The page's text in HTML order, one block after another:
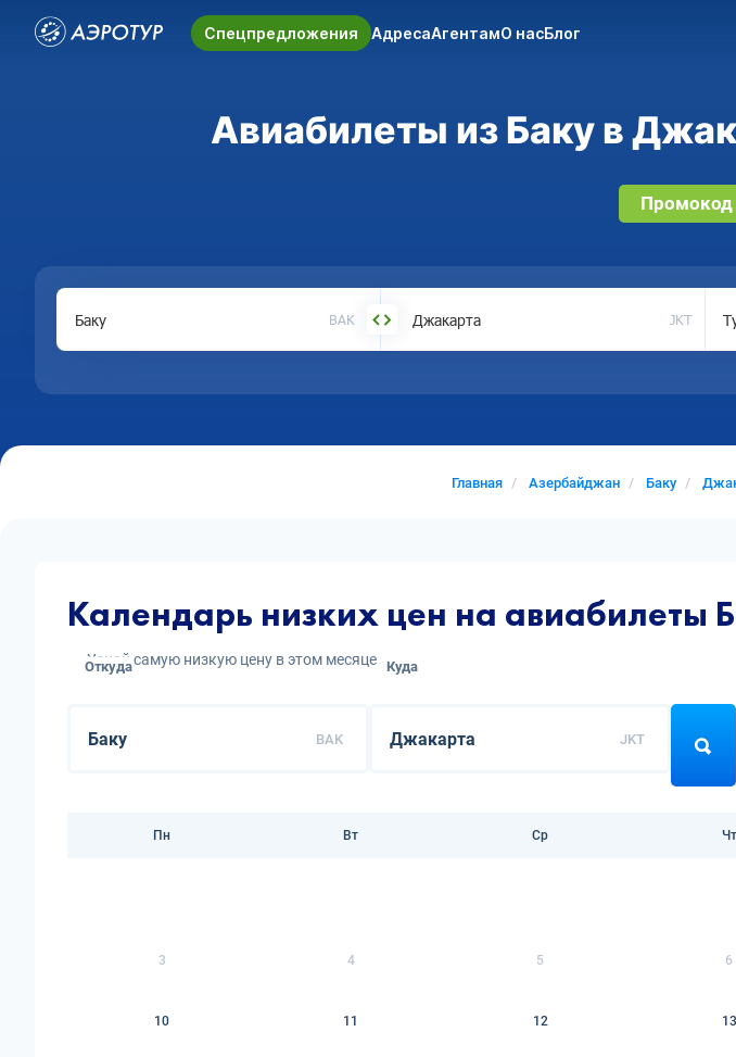
Спецпредложения АдресаАгентамО насБлог
Авиабилеты из Баку в
Промокод
BAK JKT
Главная Азербайджан Баку
Календарь низких цен на авиабилеты
Узнай самую низкую цену в этом месяце
Откуда
BAK
Куда
JKT
Пн Вт Ср Чт
3 4 5 6
10 11 12 13